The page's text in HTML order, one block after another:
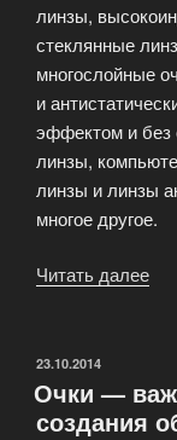
линзы,
стеклянные
многослойные
и
эффектом и без
линзы,
линзы и линзы
многое другое.
Читать далее
в
ОПУБЛИКОВАНО
23.10.2014
Очки —
создания